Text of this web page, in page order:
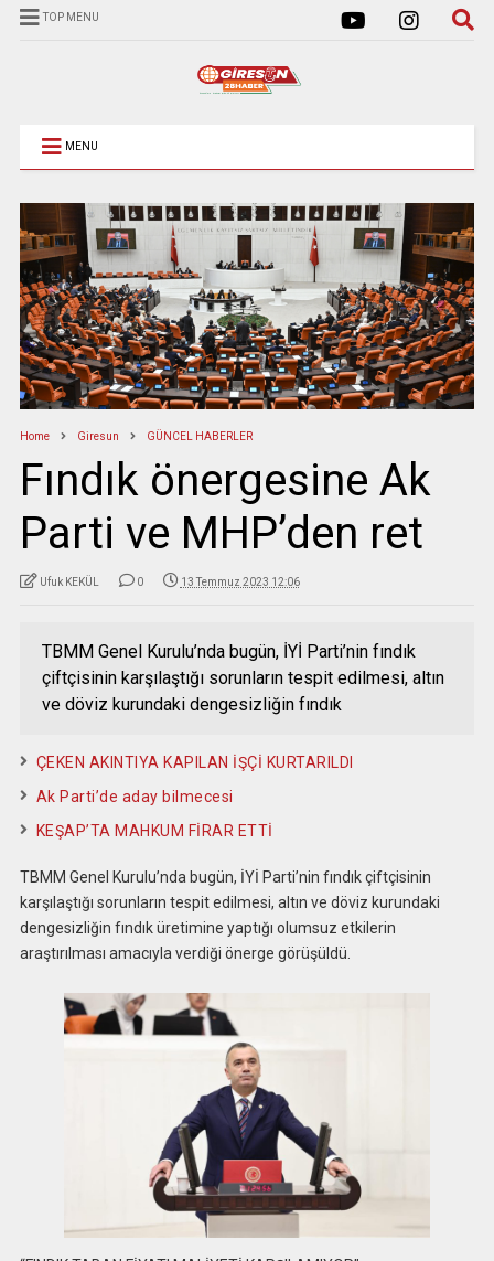
TOP MENU
MENU
Home Giresun GÜNCEL HABERLER
Fındık önergesine Ak
Parti ve MHP’den ret
Ufuk KEKÜL 0 13 Temmuz 2023 12:06
TBMM Genel Kurulu’nda bugün, İYİ Parti’nin fındık
çiftçisinin karşılaştığı sorunların tespit edilmesi, altın
ve döviz kurundaki dengesizliğin fındık
ÇEKEN AKINTIYA KAPILAN İŞÇİ KURTARILDI
Ak Parti’de aday bilmecesi
KEŞAP’TA MAHKUM FİRAR ETTİ
TBMM Genel Kurulu’nda bugün, İYİ Parti’nin fındık çiftçisinin
karşılaştığı sorunların tespit edilmesi, altın ve döviz kurundaki
dengesizliğin fındık üretimine yaptığı olumsuz etkilerin
araştırılması amacıyla verdiği önerge görüşüldü.